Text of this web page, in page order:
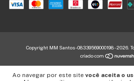
Ao navegar por este site você aceita o
Copyright MM Santos - 08339569000198 - 2026.